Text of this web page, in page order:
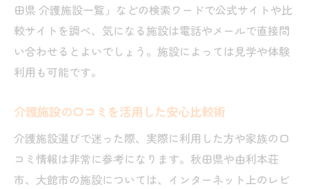
田県 介護施設一覧」などの検索ワードで公式サイトや比
較サイトを調べ、気になる施設は電話やメールで直接問
い合わせるとよいでしょう。施設によっては見学や体験
利用も可能です。
介護施設の口コミを活用した安心比較術
介護施設選びで迷った際、実際に利用した方や家族の口
コミ情報は非常に参考になります。秋田県や由利本荘
市、大館市の施設については、インターネット上のレビ